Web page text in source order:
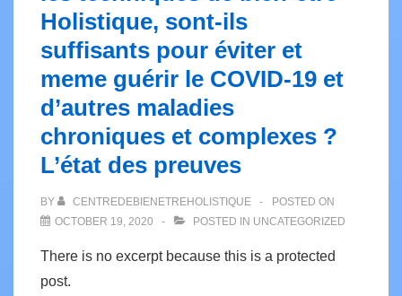
Holistique, sont-ils
suffisants pour éviter et
meme guérir le COVID-19 et
d’autres maladies
chroniques et complexes ?
L’état des preuves
BY CENTREDEBIENETREHOLISTIQUE
POSTED ON
OCTOBER 19, 2020
POSTED IN UNCATEGORIZED
There is no excerpt because this is a protected
post.